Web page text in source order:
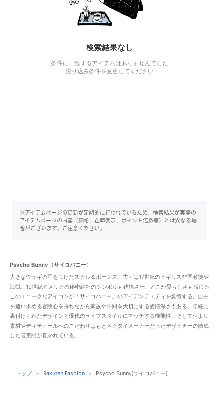
検索結果なし
条件に一致するアイテムはありませんでした
絞り込み条件を変更してください
※アイテムページの更新が定期的に行われているため、検索結果が実際の
アイテムページの内容（価格、在庫表示、ポイント倍数等）とは異なる場
合がございます。ご注意ください。
Psycho Bunny（サイコバニー）
大きなウサギの耳をつけたスカル＆ボーンズ。古くは17世紀のイギリス非国教徒や
海賊、19世紀アメリカの秘密結社のシンボルも彷彿させ、どこか愛らしさも感じる
このユニークなアイコンが「サイコバニー」のアイデンティティを象徴する。自由
を追い求める冒険心を持ちながら家族や仲間を大切にする愛情深さもある。伝統に
裏付けられたデザインと現代のライフスタイルにマッチする機能性。そして何より
素材やディティールへのこだわりはもとネクタイメーカーだったデザイナーの徹底
した審美眼が貫かれている。
トップ Rakuten Fashion Psycho Bunny(サイコバニー)